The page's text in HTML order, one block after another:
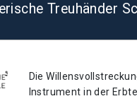
Treuhänder
Die
Instrument in der